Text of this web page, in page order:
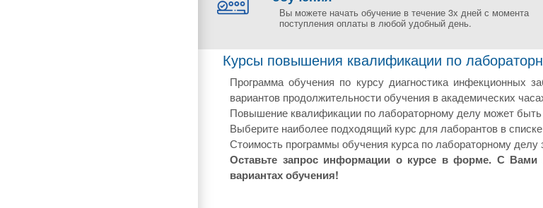
Вы можете начать обучение в течение 3х дней с момента
поступления оплаты в любой удобный день.
Курсы повышения квалификации по
Программа обучения по курсу диагностика инфекционных
вариантов продолжительности обучения в академических
Повышение квалификации по лабораторному делу может
Выберите наиболее подходящий курс для лаборантов в
Стоимость программы обучения курса по лабораторному
Оставьте запрос информации о курсе в форме. С
вариантах обучения!